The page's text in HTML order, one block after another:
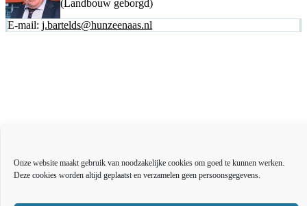
Onze website maakt gebruik van noodzakelijke cookies om goed te kunnen werken.
Deze cookies worden altijd geplaatst en verzamelen geen persoonsgegevens.
(Landbouw geborgd)
E-mail: j.bartelds@hunzeenaas.nl
Over ons
Bestuur en organisatie